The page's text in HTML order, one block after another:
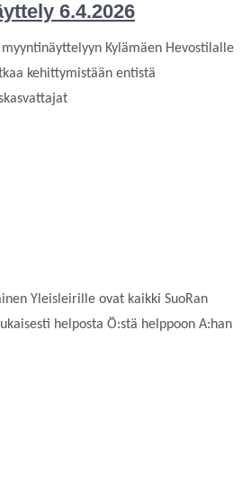
6.4.2026
Kylämäen Hevostilalle
kehittymistään entistä
Yleisleirille ovat kaikki SuoRan
helposta Ö:stä helppoon A:han